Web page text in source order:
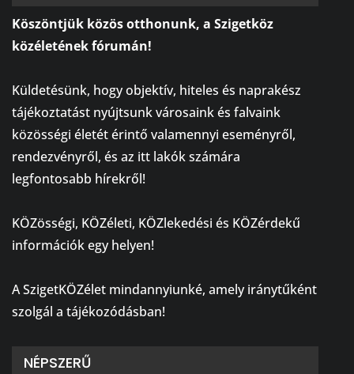
Köszöntjük közös otthonunk, a Szigetköz
közéletének fórumán!
Küldetésünk, hogy objektív, hiteles és naprakész
tájékoztatást nyújtsunk városaink és falvaink
közösségi életét érintő valamennyi eseményről,
rendezvényről, és az itt lakók számára
legfontosabb hírekről!
KÖZösségi, KÖZéleti, KÖZlekedési és KÖZérdekű
információk egy helyen!
A SzigetKÖZélet mindannyiunké, amely iránytűként
szolgál a tájékozódásban!
NÉPSZERŰ